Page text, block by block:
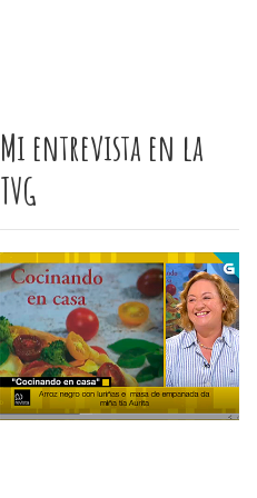
Mi entrevista en la
TVG